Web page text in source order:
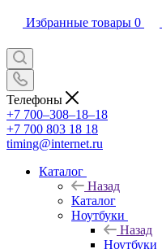
Избранные товары 0
Телефоны
+7 700‒308‒18‒18
+7 700 803 18 18
timing@internet.ru
Каталог
Назад
Каталог
Ноутбуки
Назад
Ноутбуки